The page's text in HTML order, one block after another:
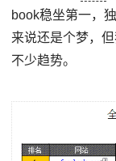
book稳坐第一，
来说还是个梦，
不少趋势。